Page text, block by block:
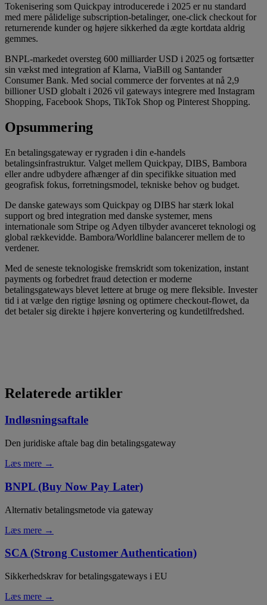
Tokenisering som Quickpay introducerede i 2025 er nu standard
med mere pålidelige subscription-betalinger, one-click checkout for
returnerende kunder og højere sikkerhed da ægte kortdata aldrig
gemmes.
BNPL-markedet oversteg 600 milliarder USD i 2025 og fortsætter
sin vækst med integration af Klarna, ViaBill og Santander
Consumer Bank. Med social commerce der forventes at nå 2,9
billioner USD globalt i 2026 vil gateways integrere med Instagram
Shopping, Facebook Shops, TikTok Shop og Pinterest Shopping.
Opsummering
En betalingsgateway er rygraden i din e-handels
betalingsinfrastruktur. Valget mellem Quickpay, DIBS, Bambora
eller andre udbydere afhænger af din specifikke situation med
geografisk fokus, forretningsmodel, tekniske behov og budget.
De danske gateways som Quickpay og DIBS har stærk lokal
support og bred integration med danske systemer, mens
internationale som Stripe og Adyen tilbyder avanceret teknologi og
global rækkevidde. Bambora/Worldline balancerer mellem de to
verdener.
Med de seneste teknologiske fremskridt som tokenization, instant
payments og forbedret fraud detection er moderne
betalingsgateways blevet lettere at bruge og mere fleksible. Invester
tid i at vælge den rigtige løsning og optimere checkout-flowet, da
det betaler sig direkte i højere konvertering og kundetilfredshed.
Relaterede artikler
Indløsningsaftale
Den juridiske aftale bag din betalingsgateway
Læs mere →
BNPL (Buy Now Pay Later)
Alternativ betalingsmetode via gateway
Læs mere →
SCA (Strong Customer Authentication)
Sikkerhedskrav for betalingsgateways i EU
Læs mere →